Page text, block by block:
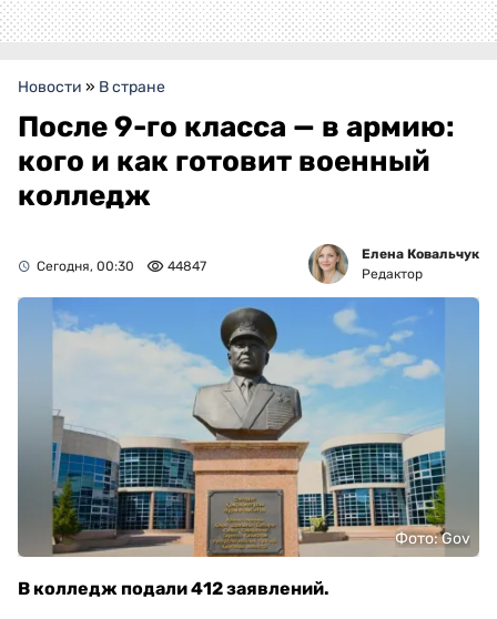
Новости » В стране
После 9-го класса — в армию:
кого и как готовит военный
колледж
Сегодня, 00:30 44847
Елена Ковальчук
Редактор
Фото: Gov
В колледж подали 412 заявлений.